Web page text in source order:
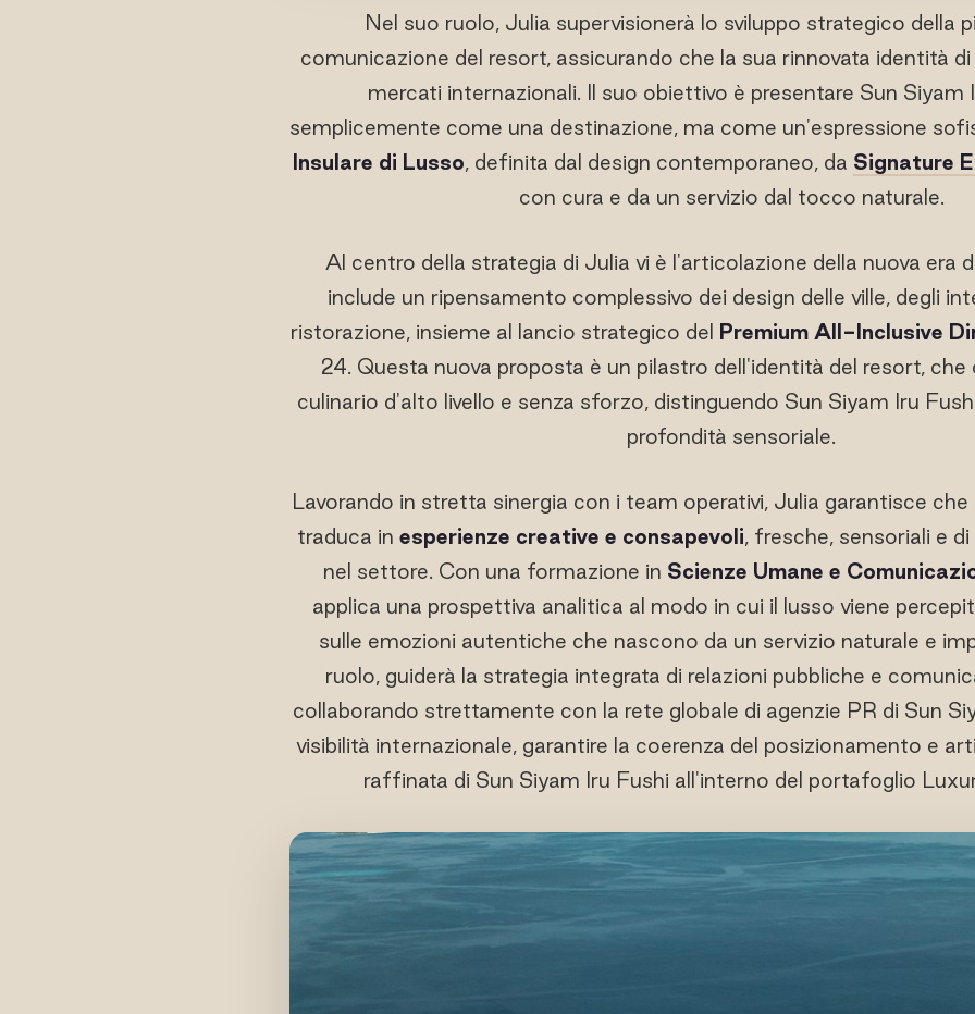
Nel suo ruolo, Julia supervisionerà lo sviluppo strategico della
comunicazione del resort, assicurando che la sua rinnovata identità
mercati internazionali. Il suo obiettivo è presentare Sun Siyam
semplicemente come una destinazione, ma come un'espressione
Insulare di Lusso, definita dal design contemporaneo, da Signature
con cura e da un servizio dal tocco naturale.
Al centro della strategia di Julia vi è l'articolazione della nuova era
include un ripensamento complessivo dei design delle ville, degli
ristorazione, insieme al lancio strategico del Premium All-Inclusive
24. Questa nuova proposta è un pilastro dell'identità del resort,
culinario d'alto livello e senza sforzo, distinguendo Sun Siyam Iru
profondità sensoriale.
Lavorando in stretta sinergia con i team operativi, Julia garantisce che
traduca in esperienze creative e consapevoli, fresche, sensoriali e
nel settore. Con una formazione in Scienze Umane e
applica una prospettiva analitica al modo in cui il lusso viene
sulle emozioni autentiche che nascono da un servizio naturale e
ruolo, guiderà la strategia integrata di relazioni pubbliche e
collaborando strettamente con la rete globale di agenzie PR di Sun
visibilità internazionale, garantire la coerenza del posizionamento e
raffinata di Sun Siyam Iru Fushi all'interno del portafoglio